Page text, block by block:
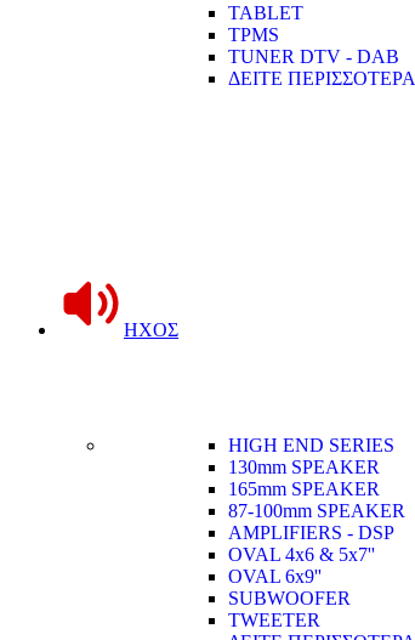
TABLET
TPMS
TUNER DTV - DAB
ΔΕΙΤΕ ΠΕΡΙΣΣΟΤΕΡΑ
ΗΧΟΣ
HIGH END SERIES
130mm SPEAKER
165mm SPEAKER
87-100mm SPEAKER
AMPLIFIERS - DSP
OVAL 4x6 & 5x7''
OVAL 6x9''
SUBWOOFER
TWEETER